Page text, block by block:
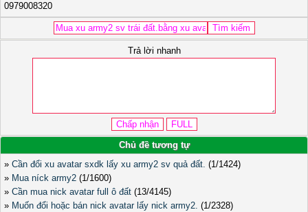
0979008320
Trả lời nhanh
Chủ đề tương tự
» Cần đổi xu avatar sxdk lấy xu army2 sv quả đất. (1/1424)
» Mua níck army2 (1/1600)
» Cần mua nick avatar full ô đất (13/4145)
» Muốn đổi hoặc bán nick avatar lấy nick army2. (1/2328)